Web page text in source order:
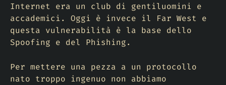
Internet era un club di gentiluomini e
accademici. Oggi è invece il Far West e
questa vulnerabilità è la base dello
Spoofing e del Phishing.
Per mettere una pezza a un protocollo
nato troppo ingenuo non abbiamo